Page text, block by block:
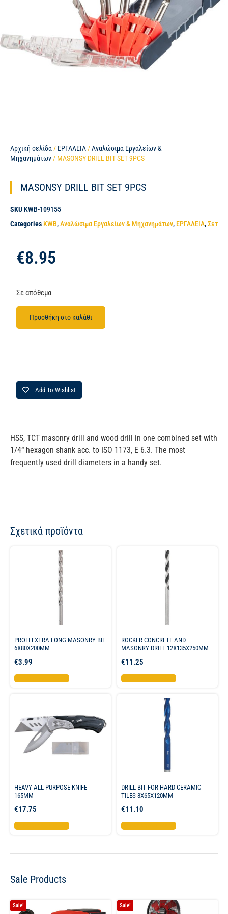
Αρχική σελίδα / ΕΡΓΑΛΕΙΑ /Αναλώσιμα Εργαλείων &
Μηχανημάτων / MASONSY DRILL BIT SET 9PCS
MASONSY DRILL BIT SET 9PCS
SKU KWB-109155
Categories KWB,Αναλώσιμα Εργαλείων & Μηχανημάτων, ΕΡΓΑΛΕΙΑ,Σετ
€8.95
Σε απόθεμα
Προσθήκη στο καλάθι
Add To Wishlist
HSS, TCT masonry drill and wood drill in one combined set with
1/4“ hexagon shank acc. to ISO 1173, E 6.3. The most
frequently used drill diameters in a handy set.
Σχετικά προϊόντα
PROFI EXTRA LONG MASONRY BIT
6X80X200MM
€3.99
Προσθήκη στο καλάθι
ROCKER CONCRETE AND
MASONRY DRILL 12X135X250MM
€11.25
Προσθήκη στο καλάθι
HEAVY ALL-PURPOSE KNIFE
165MM
€17.75
Προσθήκη στο καλάθι
DRILL BIT FOR HARD CERAMIC
TILES 8X65X120MM
€11.10
Προσθήκη στο καλάθι
Sale Products
Sale! Sale!